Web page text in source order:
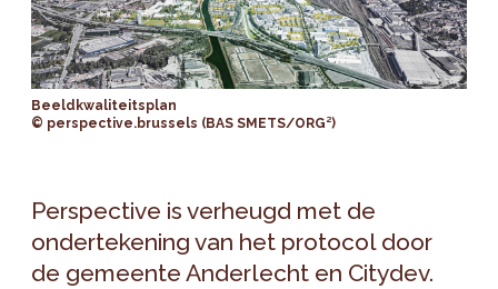
Beeldkwaliteitsplan
© perspective.brussels (BAS SMETS/ORG²)
Perspective is verheugd met de
ondertekening van het protocol door
de gemeente Anderlecht en Citydev.